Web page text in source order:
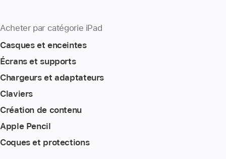
Acheter par catégorie iPad
Casques et enceintes
Écrans et supports
Chargeurs et adaptateurs
Claviers
Création de contenu
Apple Pencil
Coques et protections